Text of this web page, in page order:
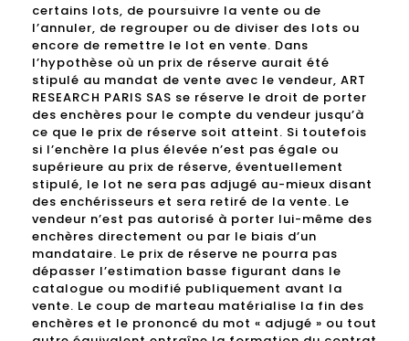
certains lots, de poursuivre la vente ou de
l’annuler, de regrouper ou de diviser des lots ou
encore de remettre le lot en vente. Dans
l’hypothèse où un prix de réserve aurait été
stipulé au mandat de vente avec le vendeur, ART
RESEARCH PARIS SAS se réserve le droit de porter
des enchères pour le compte du vendeur jusqu’à
ce que le prix de réserve soit atteint. Si toutefois
si l’enchère la plus élevée n’est pas égale ou
supérieure au prix de réserve, éventuellement
stipulé, le lot ne sera pas adjugé au-mieux disant
des enchérisseurs et sera retiré de la vente. Le
vendeur n’est pas autorisé à porter lui-même des
enchères directement ou par le biais d’un
mandataire. Le prix de réserve ne pourra pas
dépasser l’estimation basse figurant dans le
catalogue ou modifié publiquement avant la
vente. Le coup de marteau matérialise la fin des
enchères et le prononcé du mot « adjugé » ou tout